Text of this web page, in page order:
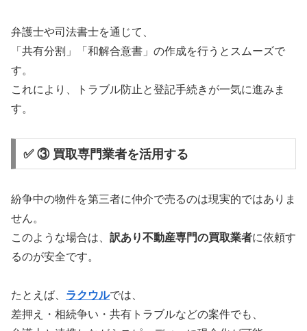
弁護士や司法書士を通じて、
「共有分割」「和解合意書」の作成を行うとスムーズで
す。
これにより、トラブル防止と登記手続きが一気に進みま
す。
✅ ③ 買取専門業者を活用する
紛争中の物件を第三者に仲介で売るのは現実的ではありま
せん。
このような場合は、 訳あり不動産専門の買取業者に依頼す
るのが安全です。
たとえば、 ラクウルでは、
差押え・相続争い・共有トラブルなどの案件でも、